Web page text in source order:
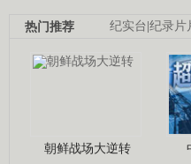
纪实台|纪录片
热门推荐
朝鲜战场大逆转